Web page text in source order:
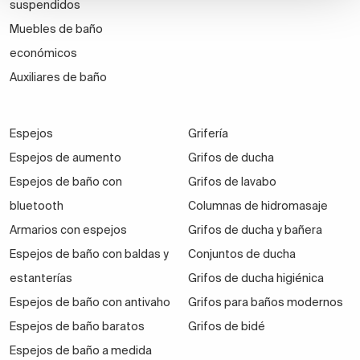
suspendidos
Muebles de baño
económicos
Auxiliares de baño
Espejos
Espejos de aumento
Espejos de baño con
bluetooth
Armarios con espejos
Espejos de baño con baldas y
estanterías
Espejos de baño con antivaho
Espejos de baño baratos
Espejos de baño a medida
Grifería
Grifos de ducha
Grifos de lavabo
Columnas de hidromasaje
Grifos de ducha y bañera
Conjuntos de ducha
Grifos de ducha higiénica
Grifos para baños modernos
Grifos de bidé